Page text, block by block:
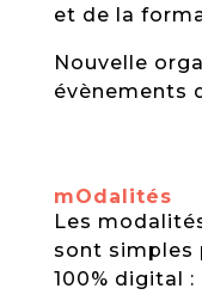
et de la
Nouvelle
évènements
mOdalités
Les
sont simples
100% digital :